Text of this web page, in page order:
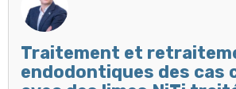
Traitement et
endodontiques des cas